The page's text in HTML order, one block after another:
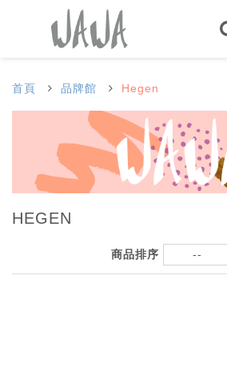
首頁 品牌館 Hegen
HEGEN
商品排序 --